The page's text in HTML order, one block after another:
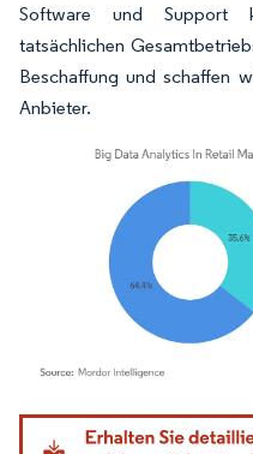
Software und Support
tatsächlichen
Beschaffung und schaffen
Anbieter.
Bild © Mordor Intelligence.